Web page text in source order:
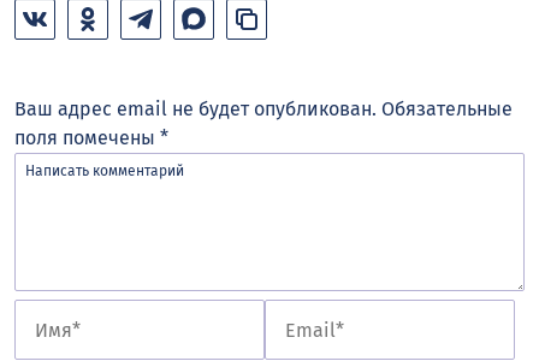
Ваш адрес email не будет опубликован. Обязательные
поля помечены *